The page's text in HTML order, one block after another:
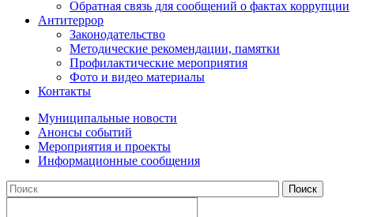
Обратная связь для сообщений о фактах коррупции
Антитеррор
Законодательство
Методические рекомендации, памятки
Профилактические мероприятия
Фото и видео материалы
Контакты
Муниципальные новости
Анонсы событий
Мероприятия и проекты
Информационные сообщения